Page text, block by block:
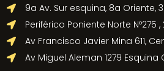
 9a Av. Sur esquina, 8a Oriente,
 Periférico Poniente Norte Nº275
 Av Francisco Javier Mina 611,
 Av Miguel Aleman 1279